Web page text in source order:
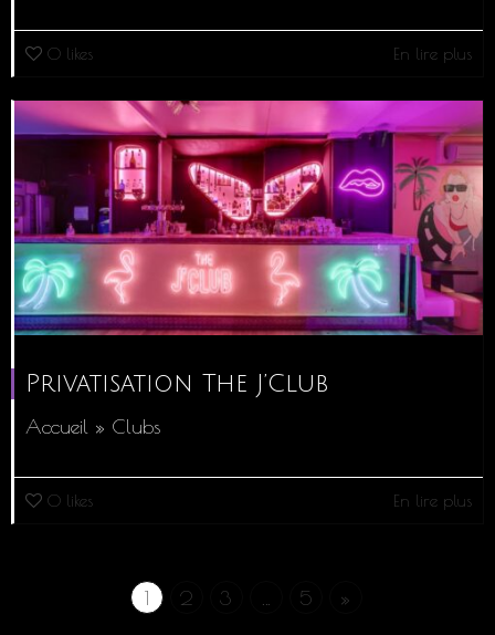
0 likes En lire plus
Privatisation The J’Club
Accueil » Clubs
0 likes En lire plus
1 2 3 5 »